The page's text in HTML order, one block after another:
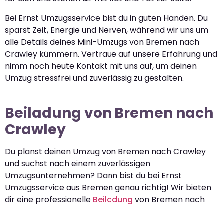
Bei Ernst Umzugsservice bist du in guten Händen. Du
sparst Zeit, Energie und Nerven, während wir uns um
alle Details deines Mini-Umzugs von Bremen nach
Crawley kümmern. Vertraue auf unsere Erfahrung und
nimm noch heute Kontakt mit uns auf, um deinen
Umzug stressfrei und zuverlässig zu gestalten.
Beiladung von Bremen nach
Crawley
Du planst deinen Umzug von Bremen nach Crawley
und suchst nach einem zuverlässigen
Umzugsunternehmen? Dann bist du bei Ernst
Umzugsservice aus Bremen genau richtig! Wir bieten
dir eine professionelle Beiladung von Bremen nach